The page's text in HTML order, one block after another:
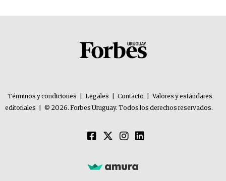
Términos y condiciones Legales Contacto
Valores y estándares
editoriales
© 2026. Forbes Uruguay. Todos los derechos reservados.